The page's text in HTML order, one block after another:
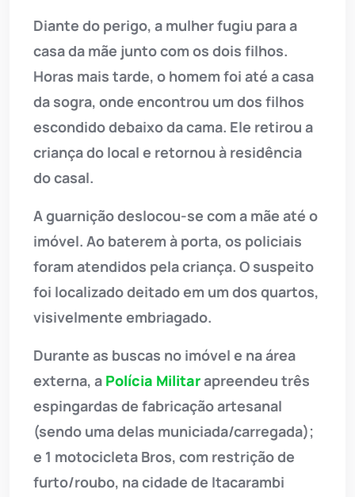
Diante do perigo, a mulher fugiu para a
casa da mãe junto com os dois filhos.
Horas mais tarde, o homem foi até a casa
da sogra, onde encontrou um dos filhos
escondido debaixo da cama. Ele retirou a
criança do local e retornou à residência
do casal.
A guarnição deslocou-se com a mãe até o
imóvel. Ao baterem à porta, os policiais
foram atendidos pela criança. O suspeito
foi localizado deitado em um dos quartos,
visivelmente embriagado.
Durante as buscas no imóvel e na área
externa, a Polícia Militarapreendeu três
espingardas de fabricação artesanal
(sendo uma delas municiada/carregada);
e 1 motocicleta Bros, com restrição de
furto/roubo, na cidade de Itacarambi